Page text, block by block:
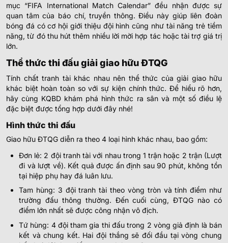
mục “FIFA International Match Calendar” đều nhận được sự
quan tâm của báo chí, truyền thông. Điều này giúp liên đoàn
bóng đá có cơ hội giới thiệu đội hình cũng như tài năng trẻ tiềm
năng, từ đó thu hút thêm nhiều lời mời hợp tác hoặc tài trợ giá trị
lớn.
Thể thức thi đấu giải giao hữu ĐTQG
Tính chất tranh tài khác nhau nên thể thức của giải giao hữu
khác biệt hoàn toàn so với sự kiện chính thức. Để hiểu rõ hơn,
hãy cùng KQBD khám phá hình thức ra sân và một số điều lệ
đặc biệt được tổng hợp dưới đây nhé!
Hình thức thi đấu
Giao hữu ĐTQG diễn ra theo 4 loại hình khác nhau, bao gồm:
Đơn lẻ: 2 đội tranh tài với nhau trong 1 trận hoặc 2 trận (Lượt
đi và lượt về). Kết quả được ấn định sau 90 phút, không tồn
tại hiệp phụ hay đá luân lưu.
Tam hùng: 3 đội tranh tài theo vòng tròn và tính điểm như
trường đấu thông thường. Đến cuối cùng, ĐTQG nào có
điểm lớn nhất sẽ được công nhận vô địch.
Tứ hùng: 4 đội tham gia thi đấu trong 2 vòng giả định là bán
kết và chung kết. Hai đội thắng sẽ đối đầu tại vòng chung